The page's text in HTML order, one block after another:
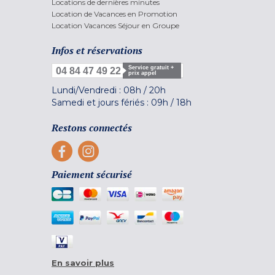
Locations de dernières minutes
Location de Vacances en Promotion
Location Vacances Séjour en Groupe
Infos et réservations
04 84 47 49 22
Service gratuit +
prix appel
Lundi/Vendredi : 08h / 20h
Samedi et jours fériés : 09h / 18h
Restons connectés
Paiement sécurisé
En savoir plus